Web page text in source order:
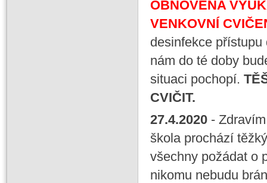
OBNOVENA
VENKOVNÍ
desinfekce
nám do té doby
situaci pochopí.
CVIČIT.
27.4.2020 -
škola prochází
všechny požádat o
nikomu nebudu